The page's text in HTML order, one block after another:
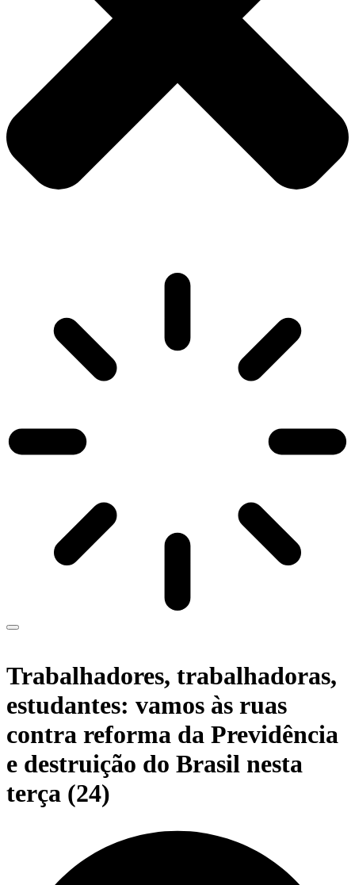
Trabalhadores, trabalhadoras,
estudantes: vamos às ruas
contra reforma da Previdência
e destruição do Brasil nesta
terça (24)